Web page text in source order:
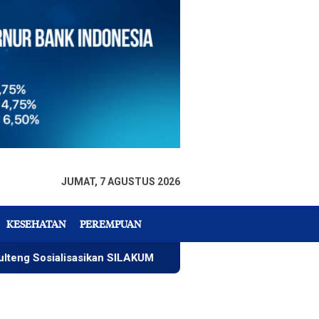
JUMAT, 7 AGUSTUS 2026
KESEHATAN PEREMPUAN
SILAKUM Warga Temukan Mayat Mengapung